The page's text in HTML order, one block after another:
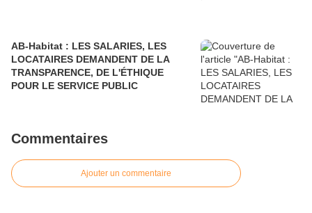
AB-Habitat : LES SALARIES, LES
LOCATAIRES DEMANDENT DE LA
TRANSPARENCE, DE L'ÉTHIQUE
POUR LE SERVICE PUBLIC
Commentaires
Ajouter un commentaire